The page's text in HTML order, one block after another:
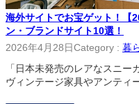
海外サイトでお宝ゲット！【
ン・ブランドサイト10選！
2026年4月28日Category : 暮
「日本未発売のレアなスニ
ヴィンテージ家具やアンティ